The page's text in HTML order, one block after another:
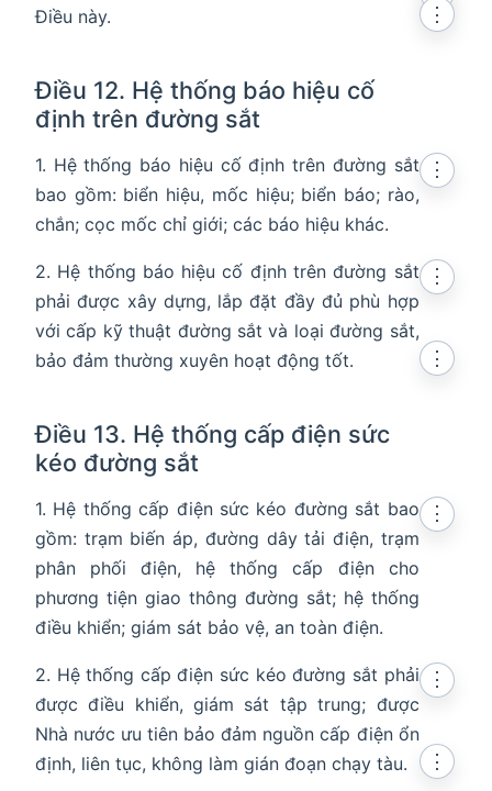
Điều này.
Điều 12. Hệ thống báo hiệu cố
định trên đường sắt
⋮
1. Hệ thống báo hiệu cố định trên đường sắt
bao gồm: biển hiệu, mốc hiệu; biển báo; rào,
chắn; cọc mốc chỉ giới; các báo hiệu khác.
⋮
2. Hệ thống báo hiệu cố định trên đường sắt
phải được xây dựng, lắp đặt đầy đủ phù hợp
với cấp kỹ thuật đường sắt và loại đường sắt,
bảo đảm thường xuyên hoạt động tốt.
⋮
Điều 13. Hệ thống cấp điện sức
kéo đường sắt
⋮
1. Hệ thống cấp điện sức kéo đường sắt bao
gồm: trạm biến áp, đường dây tải điện, trạm
phân phối điện, hệ thống cấp điện cho
phương tiện giao thông đường sắt; hệ thống
điều khiển; giám sát bảo vệ, an toàn điện.
⋮
2. Hệ thống cấp điện sức kéo đường sắt phải
được điều khiển, giám sát tập trung; được
Nhà nước ưu tiên bảo đảm nguồn cấp điện ổn
định, liên tục, không làm gián đoạn chạy tàu.
⋮
⋮